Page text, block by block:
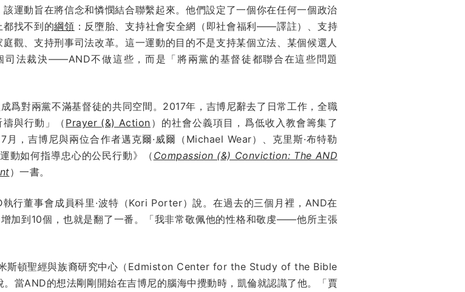
該運動旨在將信念和憐憫結合聯繫起來。他們設定了一個你在任何一個政治
都找不到的綱領 ：反墮胎、支持社會安全網（即社會福利——譯註）、支持
庭觀、支持刑事司法改革。這一運動的目的不是支持某個立法、某個候選人
司法裁決——AND不做這些，而是「將兩黨的基督徒都聯合在這些問題
爲對兩黨不滿基督徒的共同空間。2017年，吉博尼辭去了日常工作，全職
與行動」（ Prayer (&) Action ）的社會公義項目，爲低收入教會籌集了
，吉博尼與兩位合作者邁克爾·威爾（Michael Wear）、克里斯·布特勒
動如何指導忠心的公民行動》（ Compassion (&) Conviction: The AND
）一書。
行董事會成員科里·波特（Kori Porter）說。在過去的三個月裡，AND在
加到10個，也就是翻了一番。「我非常敬佩他的性格和敬虔——他所主張
米斯頓聖經與族裔研究中心（Edmiston Center for the Study of the Bible
當AND的想法剛剛開始在吉博尼的腦海中攪動時，凱倫就認識了他。「賈